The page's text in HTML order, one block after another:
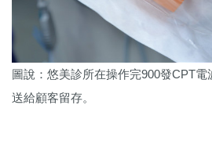
圖說：悠美診所在操作完900發CPT
送給顧客留存。